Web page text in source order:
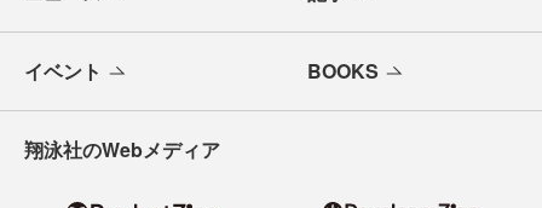
イベント BOOKS
翔泳社のWebメディア